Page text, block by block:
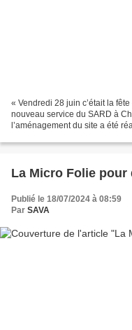
« Vendredi 28 juin c’était la
nouveau service du SARD à
l’aménagement du site a été
La Micro Folie pour
Publié le 18/07/2024 à 08:59
Par SAVA